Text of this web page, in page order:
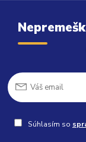
Súhlasím so